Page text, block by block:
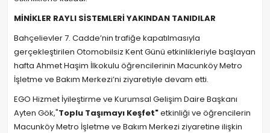
MİNİKLER RAYLI SİSTEMLERİ YAKINDAN TANIDILAR
Bahçelievler 7. Cadde’nin trafiğe kapatılmasıyla
gerçekleştirilen Otomobilsiz Kent Günü etkinlikleriyle başlayan
hafta Ahmet Haşim İlkokulu öğrencilerinin Macunköy Metro
İşletme ve Bakım Merkezi’ni ziyaretiyle devam etti.
EGO Hizmet İyileştirme ve Kurumsal Gelişim Daire Başkanı
Ayten Gök,"Toplu Taşımayı Keşfet"etkinliği ve öğrencilerin
Macunköy Metro İşletme ve Bakım Merkezi ziyaretine ilişkin